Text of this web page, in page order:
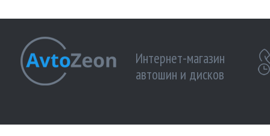
Интернет-магазин
автошин и дисков